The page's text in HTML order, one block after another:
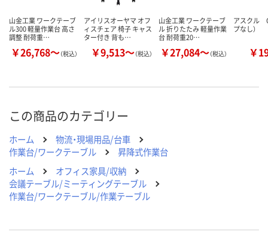
山金工業 ワークテーブ
ル300 軽量作業台 高さ
調整 耐荷重…
￥26,768～（税込）
アイリスオーヤマ オフ
ィスチェア 椅子 キャス
ター付き 背も…
￥9,513～（税込）
山金工業 ワークテーブ
ル 折りたたみ 軽量作業
台 耐荷重20…
￥27,084～（税込）
アスクル
プなし）
￥
この商品のカテゴリー
ホーム
物流・現場用品/台車
作業台/ワークテーブル
昇降式作業台
ホーム
オフィス家具/収納
会議テーブル/ミーティングテーブル
作業台/ワークテーブル/作業テーブル